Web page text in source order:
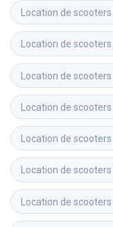
Location de scooters
Location de scooters
Location de scooters
Location de scooters
Location de scooters
Location de scooters
Location de scooters